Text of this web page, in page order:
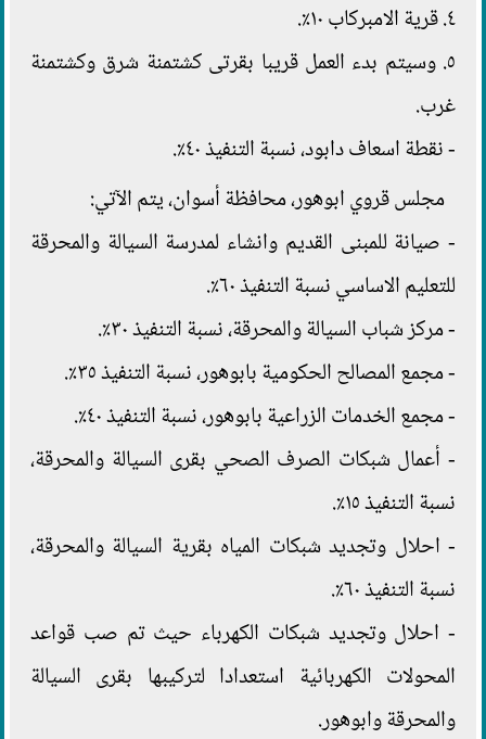
٤. قرية الامبركاب ١٠٪.
٥. وسيتم بدء العمل قريبا بقرتى كشتمنة شرق وكشتمنة
غرب.
- نقطة اسعاف دابود، نسبة التنفيذ ٤٠٪.
مجلس قروي ابوهور، محافظة أسوان، يتم الآتي:
- صيانة للمبنى القديم وانشاء لمدرسة السيالة والمحرقة
للتعليم الاساسي نسبة التنفيذ ٦٠٪.
- مركز شباب السيالة والمحرقة، نسبة التنفيذ ٣٠٪.
- مجمع المصالح الحكومية بابوهور، نسبة التنفيذ ٣٥٪.
- مجمع الخدمات الزراعية بابوهور، نسبة التنفيذ ٤٠٪.
- أعمال شبكات الصرف الصحي بقرى السيالة والمحرقة،
نسبة التنفيذ ١٥٪.
- احلال وتجديد شبكات المياه بقرية السيالة والمحرقة،
نسبة التنفيذ ٦٠٪.
- احلال وتجديد شبكات الكهرباء حيث تم صب قواعد
المحولات الكهربائية استعدادا لتركيبها بقرى السيالة
والمحرقة وابوهور.